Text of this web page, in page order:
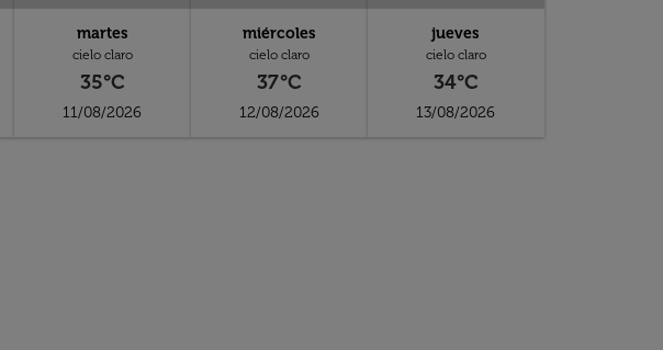
martes
cielo claro
35°C
11/08/2026
miércoles
cielo claro
37°C
12/08/2026
jueves
cielo claro
34°C
13/08/2026